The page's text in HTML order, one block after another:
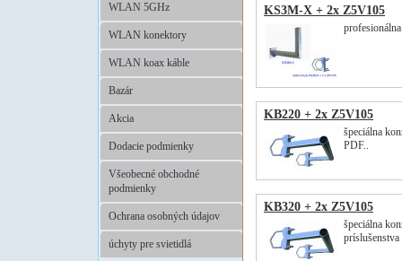
WLAN 5GHz
WLAN konektory
WLAN koax káble
Bazár
Akcia
Dodacie podmienky
Všeobecné obchodné
podmienky
Ochrana osobných údajov
úchyty pre svietidlá
KS3M-X + 2x Z5V105
KB220 + 2x Z5V105
špeciálna
PDF..
KB320 + 2x Z5V105
špeciálna
príslušenstva